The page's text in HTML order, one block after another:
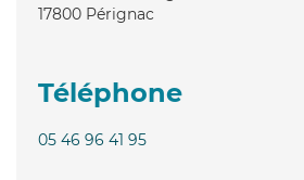
17800 Pérignac
Téléphone
05 46 96 41 95